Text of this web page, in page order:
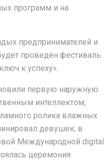
программ и на
предпринимателей и
проведён фестиваль
к успеху».
первую наружную
интеллектом;
ролика влажных
девушек; в
Международной digital
церемония